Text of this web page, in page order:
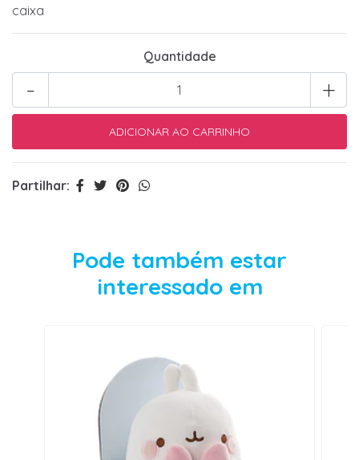
caixa
Quantidade
+
-
Partilhar:
Pode também estar
interessado em